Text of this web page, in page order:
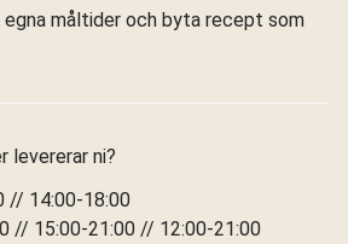
egna måltider och byta recept som
levererar ni?
// 14:00-18:00
// 15:00-21:00 // 12:00-21:00